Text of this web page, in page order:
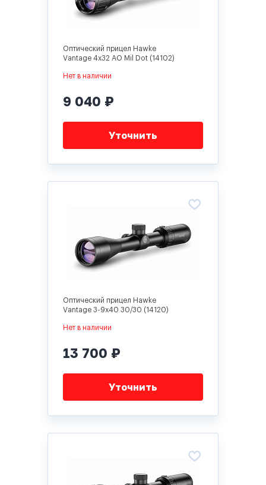
Оптический прицел Hawke
Vantage 4x32 AO Mil Dot (14102)
Нет в наличии
9 040 ₽
Уточнить
Оптический прицел Hawke
Vantage 3-9x40 30/30 (14120)
Нет в наличии
13 700 ₽
Уточнить